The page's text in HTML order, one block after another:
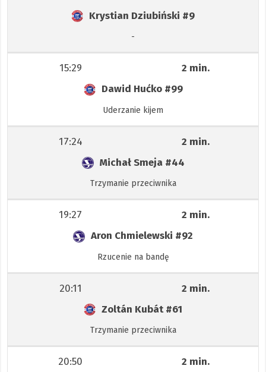
Krystian Dziubiński #9
-
15:29
2 min.
Dawid Hućko #99
Uderzanie kijem
17:24
2 min.
Michał Smeja #44
Trzymanie przeciwnika
19:27
2 min.
Aron Chmielewski #92
Rzucenie na bandę
20:11
2 min.
Zoltán Kubát#61
Trzymanie przeciwnika
20:50 2 min.